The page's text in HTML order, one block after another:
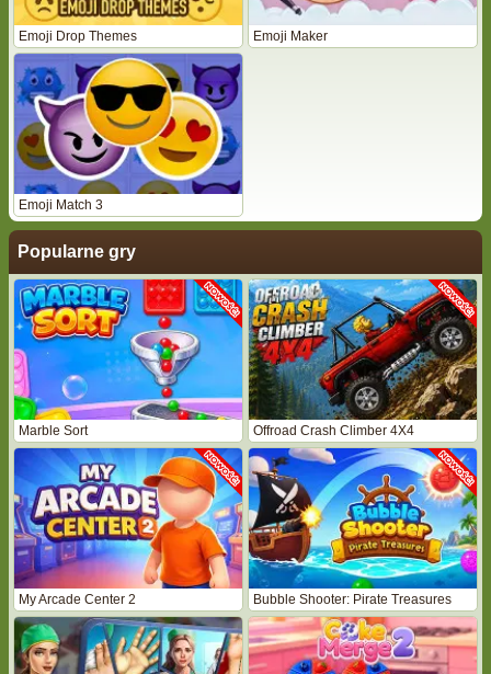
Emoji Drop Themes Emoji Maker
Emoji Match 3
Popularne gry
Marble Sort Offroad Crash Climber 4X4
My Arcade Center 2 Bubble Shooter: Pirate Treasures